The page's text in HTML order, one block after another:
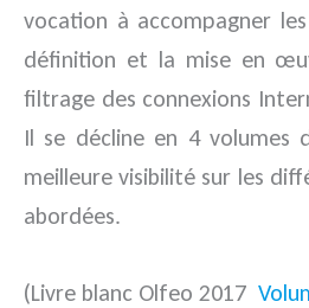
vocation à accompagner
définition et la mise en
filtrage des connexions
Il se décline en 4 volumes
meilleure visibilité sur les
abordées.
(Livre blanc Olfeo 2017